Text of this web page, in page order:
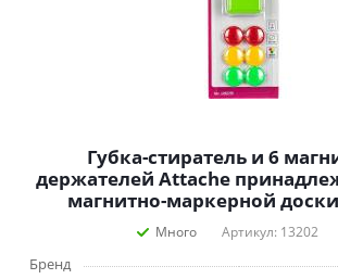
Губка-стиратель и 6
держателей Attache
магнитно-маркерной
Много Артикул: 13202
Бренд